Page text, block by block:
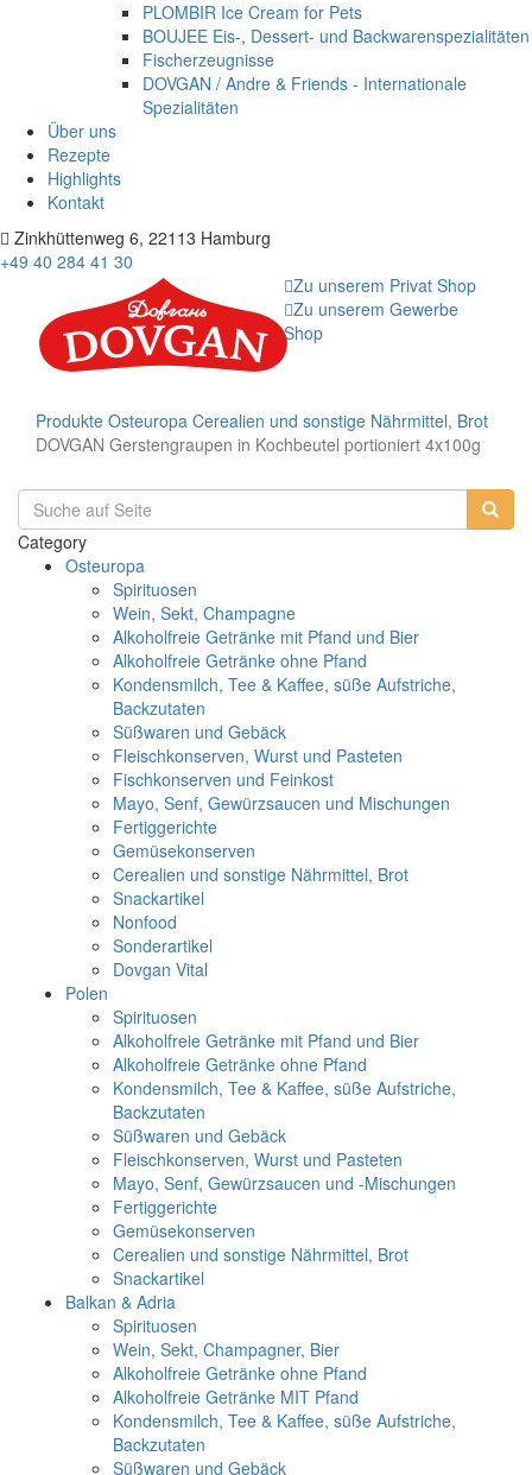
PLOMBIR Ice Cream for Pets
BOUJEE Eis-, Dessert- und Backwarenspezialitäten
Fischerzeugnisse
DOVGAN / Andre & Friends - Internationale
Spezialitäten
Über uns
Rezepte
Highlights
Kontakt
Zinkhüttenweg 6, 22113 Hamburg
+49 40 284 41 30
Zu unserem Privat Shop
Zu unserem Gewerbe
Shop
Produkte Osteuropa Cerealien und sonstige Nährmittel, Brot
DOVGAN Gerstengraupen in Kochbeutel portioniert 4x100g
Category
Osteuropa
Spirituosen
Wein, Sekt, Champagne
Alkoholfreie Getränke mit Pfand und Bier
Alkoholfreie Getränke ohne Pfand
Kondensmilch, Tee & Kaffee, süße Aufstriche,
Backzutaten
Süßwaren und Gebäck
Fleischkonserven, Wurst und Pasteten
Fischkonserven und Feinkost
Mayo, Senf, Gewürzsaucen und Mischungen
Fertiggerichte
Gemüsekonserven
Cerealien und sonstige Nährmittel, Brot
Snackartikel
Nonfood
Sonderartikel
Dovgan Vital
Polen
Spirituosen
Alkoholfreie Getränke mit Pfand und Bier
Alkoholfreie Getränke ohne Pfand
Kondensmilch, Tee & Kaffee, süße Aufstriche,
Backzutaten
Süßwaren und Gebäck
Fleischkonserven, Wurst und Pasteten
Mayo, Senf, Gewürzsaucen und -Mischungen
Fertiggerichte
Gemüsekonserven
Cerealien und sonstige Nährmittel, Brot
Snackartikel
Balkan & Adria
Spirituosen
Wein, Sekt, Champagner, Bier
Alkoholfreie Getränke ohne Pfand
Alkoholfreie Getränke MIT Pfand
Kondensmilch, Tee & Kaffee, süße Aufstriche,
Backzutaten
Süßwaren und Gebäck